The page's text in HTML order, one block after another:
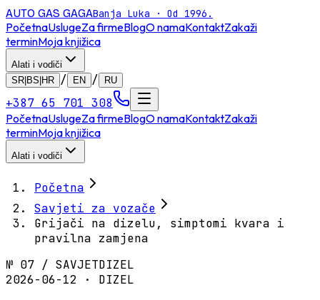
AUTO GAS GAGABanja Luka · Od 1996.
PočetnaUslugeZa firmeBlogO namaKontaktZakaži
terminMoja knjižica
Alati i vodiči
SR|BS|HR
/ EN / RU
+387 65 701 308
PočetnaUslugeZa firmeBlogO namaKontaktZakaži
terminMoja knjižica
Alati i vodiči
Početna
Savjeti za vozače
Grijači na dizelu, simptomi kvara i
pravilna zamjena
№ 07 / SAVJETDIZEL
2026-06-12 · DIZEL